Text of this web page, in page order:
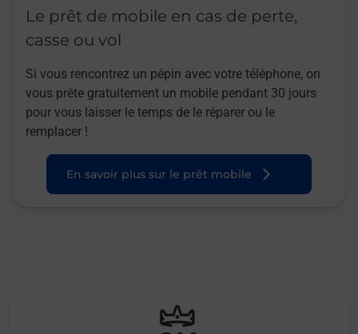
Le prêt de mobile en cas de perte,
casse ou vol
Si vous rencontrez un pépin avec votre téléphone, on
vous prête gratuitement un mobile pendant 30 jours
pour vous laisser le temps de le réparer ou le
remplacer !
En savoir plus sur le prêt mobile